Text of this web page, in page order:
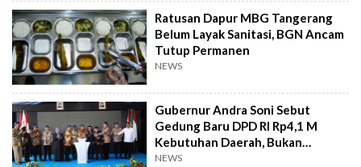
Ratusan Dapur MBG Tangerang
Belum Layak Sanitasi, BGN Ancam
Tutup Permanen
NEWS
Gubernur Andra Soni Sebut
Gedung Baru DPD RI Rp4,1 M
Kebutuhan Daerah, Bukan
Senator
NEWS